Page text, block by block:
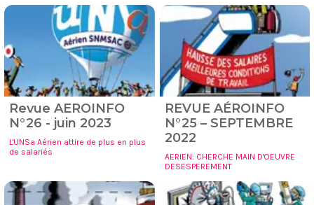
Revue AEROINFO
N°26 - juin 2023
L'UNSa Aérien attire de plus en plus
de salariés
REVUE AÉROINFO
N°25 – SEPTEMBRE
2022
AERIEN: CHERCHE MAIN D'OEUVRE
DESESPEREMENT